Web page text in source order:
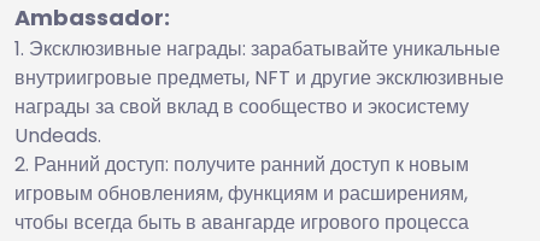
Ambassador:
Эксклюзивные награды: зарабатывайте уникальные
внутриигровые предметы, NFT и другие эксклюзивные
награды за свой вклад в сообщество и экосистему
Undeads.
Ранний доступ: получите ранний доступ к новым
игровым обновлениям, функциям и расширениям,
чтобы всегда быть в авангарде игрового процесса